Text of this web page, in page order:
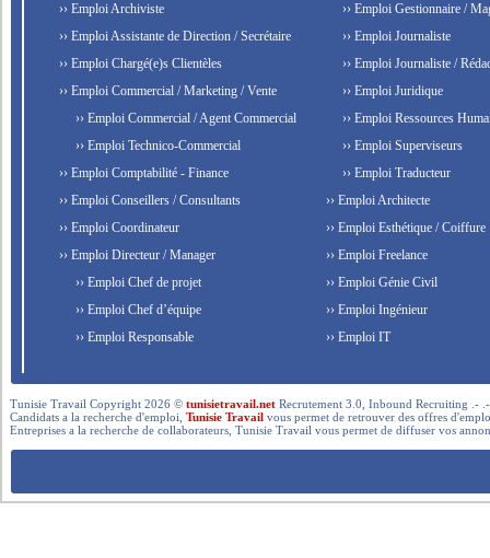
›› Emploi Archiviste
›› Emploi Assistante de Direction / Secrétaire
›› Emploi Chargé(e)s Clientèles
›› Emploi Commercial / Marketing / Vente
›› Emploi Commercial / Agent Commercial
›› Emploi Technico-Commercial
›› Emploi Comptabilité - Finance
›› Emploi Conseillers / Consultants
›› Emploi Coordinateur
›› Emploi Directeur / Manager
›› Emploi Chef de projet
›› Emploi Chef d’équipe
›› Emploi Responsable
›› Emploi Gestionnaire /
›› Emploi Journaliste
›› Emploi Journaliste /
›› Emploi Juridique
›› Emploi Ressources
›› Emploi Superviseurs
›› Emploi Traducteur
›› Emploi Architecte
›› Emploi Esthétique / Coiffure
›› Emploi Freelance
›› Emploi Génie Civil
›› Emploi Ingénieur
›› Emploi IT
Tunisie Travail Copyright 2026 ©tunisietravail.net Recrutement 3.0, Inbound Recruiting .-
Candidats a la recherche d'emploi,Tunisie Travail vous permet de retrouver des offres
Entreprises a la recherche de collaborateurs, Tunisie Travail vous permet de diffuser vos